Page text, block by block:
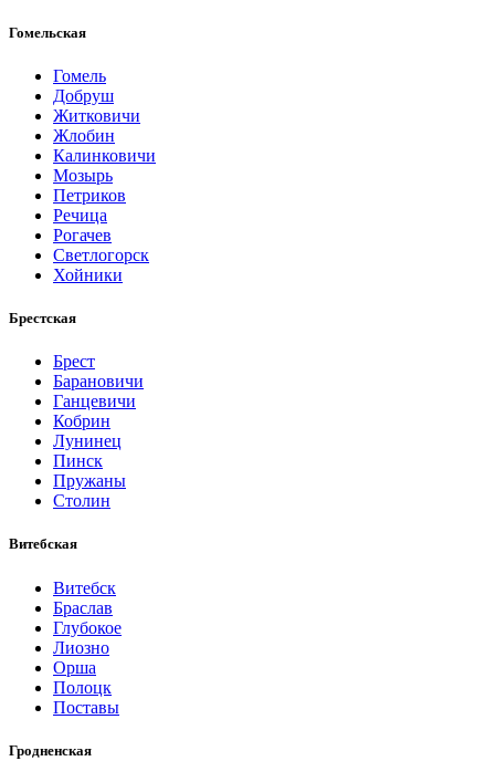
Гомельская
Гомель
Добруш
Житковичи
Жлобин
Калинковичи
Мозырь
Петриков
Речица
Рогачев
Светлогорск
Хойники
Брестская
Брест
Барановичи
Ганцевичи
Кобрин
Лунинец
Пинск
Пружаны
Столин
Витебская
Витебск
Браслав
Глубокое
Лиозно
Орша
Полоцк
Поставы
Гродненская